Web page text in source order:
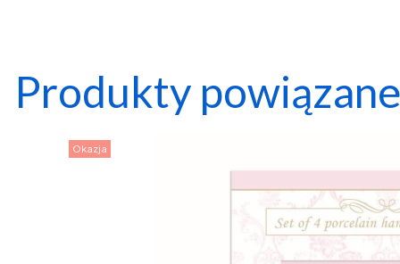
Produkty powiązane
Okazja